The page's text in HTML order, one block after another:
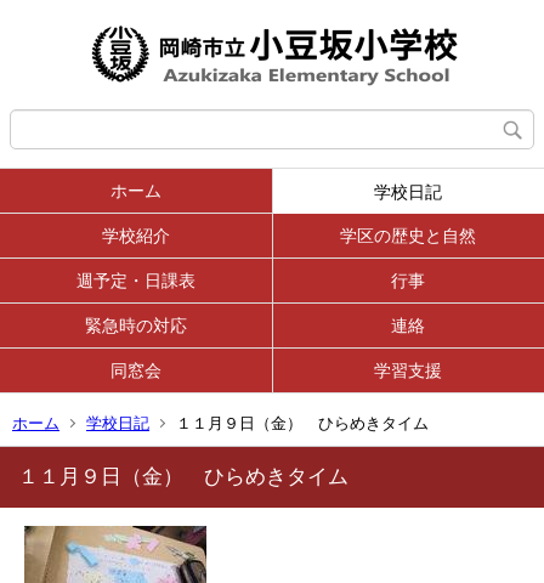
ホーム 学校日記
学校紹介 学区の歴史と自然
週予定・日課表 行事
緊急時の対応 連絡
同窓会 学習支援
ホーム 学校日記 １１月９日（金） ひらめきタイム
１１月９日（金） ひらめきタイム